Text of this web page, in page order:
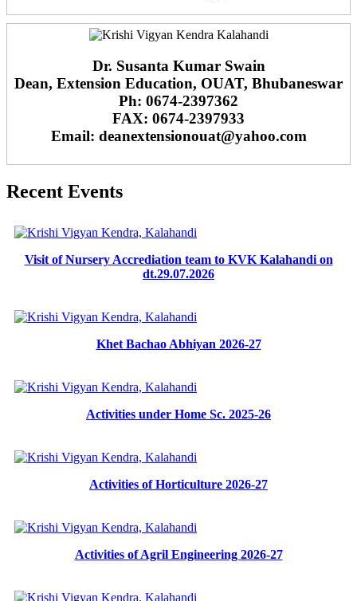
Dr. Susanta Kumar Swain
Dean, Extension Education, OUAT, Bhubaneswar
Ph: 0674-2397362
FAX: 0674-2397933
Email: deanextensionouat@yahoo.com
Recent Events
Visit of Nursery Accrediation team to KVK Kalahandi on
dt.29.07.2026
Khet Bachao Abhiyan 2026-27
Activities under Home Sc. 2025-26
Activities of Horticulture 2026-27
Activities of Agril Engineering 2026-27